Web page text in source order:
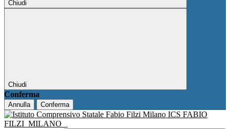
Chiudi
Chiudi
Conferma
Annulla Conferma
ICS FABIO
FILZI MILANO